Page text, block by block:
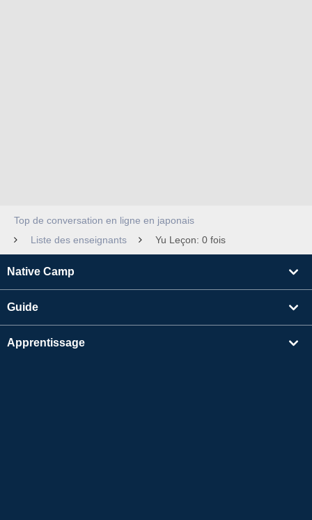
Top de conversation en ligne en japonais
Liste des enseignants
Yu Leçon: 0 fois
Native Camp
Guide
Apprentissage